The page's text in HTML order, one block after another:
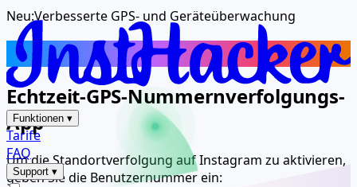
Funktionen ▾
Tarife
FAQ
Support ▾
Neu:Verbesserte GPS- und Geräteüberwachung
Verfolgen Instagram-Standort
Echtzeit-GPS-Nummernverfolgungs-
App
Um die Standortverfolgung auf Instagram zu aktivieren,
geben Sie die Benutzernummer ein: